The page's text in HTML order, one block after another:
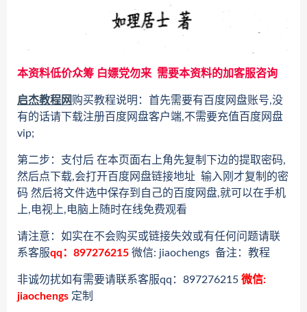
本资料低价众筹 白嫖党勿来 需要本资料的加客服咨询
启杰教程网购买教程说明：首先需要有百度网盘账号,没
有的话请下载注册百度网盘客户端,不需要充值百度网盘
vip;
第二步：支付后 在本页面右上角先复制下边的提取密码,
然后点下载,会打开百度网盘链接地址 输入刚才复制的密
码 然后将文件选中保存到自己的百度网盘,就可以在手机
上,电视上,电脑上随时在线免费观看
请注意：如实在不会购买或链接失效或有任何问题请联
系客服qq：897276215 微信: jiaochengs 备注：教程
非诚勿扰如有需要请联系客服qq：897276215 微信:
jiaochengs 定制